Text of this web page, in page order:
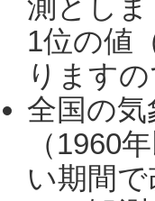
1位の値
ります
全国の
（1960
い期間